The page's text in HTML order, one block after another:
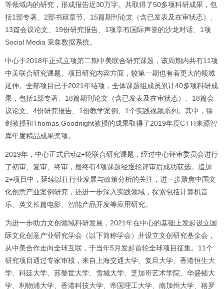
等领域内的研究，形成报告近30万字。共取得了50多项科研成果，包
括1部专著、2部书籍章节、15篇期刊论文（含已发表及在审状态）、
13篇会议论文、19份研究报告、1项享有国际声誉的沙龙对话、1项
Social Media 采集数据系统。
中心于2018年正式立项第二期中美联合研究课题，该周期内共有11项
中美联合研究课题。项目研究内容方面，较第一期也有着更大的领域
延伸。全部项目已于2021年结项，全体课题组成员累计40多项科研成
果，包括1部专著、18篇期刊论文（含已发表及在审状态）、18篇会
议论文、4份研究报告、1份教学案例、1个实践视频系列。其中，徐
剑教授和Thomas Goodnight教授的成果取得了2019年度CTTI来源智
库年度精品成果奖项。
2019年，中心正式启动2+轮联合研究课题，经过中心评审委员会进行
了初审、复审、终审，最终有4项课题经逐轮评审后成功获选。追加
2+项目中，延续以往行业发展与政策分析的关注，进一步聚焦中国文
化创意产业案例研究，还进一步深入实践领域，探索包括计算机音
乐、英文长篇电影、智能产品开发等应用研究。
为进一步助力文创领域科研发展，2021年在中心的基础上发起设立国
际文化创意产业研究学会（以下简称学会）并设立文创研究基金会，
从中美合作走向全球互联，于当年5月发起首轮全球项目征集。11个
研究项目通过专家审核，来自上海交通大学、复旦大学、香港恒生大
学、科廷大学、苏黎世大学、雪城大学、芝加哥艺术学院、华盛顿大
学、利物浦大学、香港科技大学、帝国理工大学、南加州大学、格罗